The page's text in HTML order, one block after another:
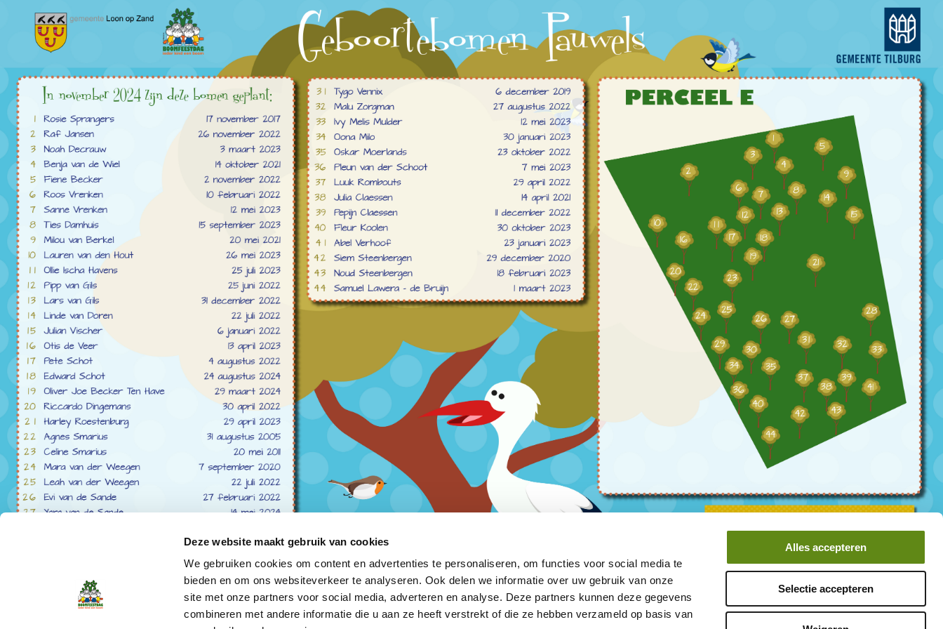
Deze website maakt gebruik van cookies
We gebruiken cookies om content en advertenties te personaliseren, om functies voor social media te
bieden en om ons websiteverkeer te analyseren. Ook delen we informatie over uw gebruik van onze
site met onze partners voor social media, adverteren en analyse. Deze partners kunnen deze gegevens
combineren met andere informatie die u aan ze heeft verstrekt of die ze hebben verzameld op basis van
Alles accepteren
Selectie accepteren